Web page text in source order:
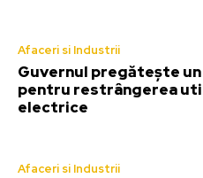
Afaceri si Industrii
Guvernul pregătește
pentru restrângerea
electrice
Afaceri si Industrii